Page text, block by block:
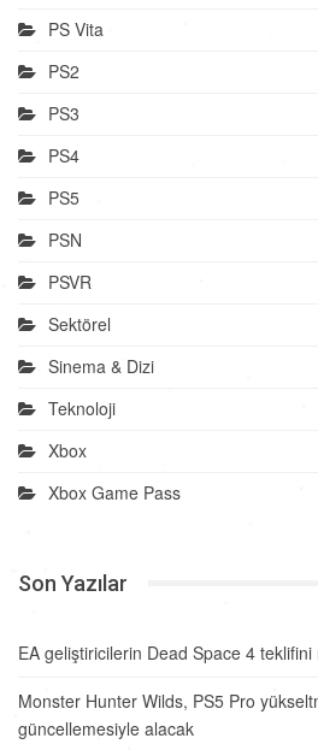
PS Vita
PS2
PS3
PS4
PS5
PSN
PSVR
Sektörel
Sinema & Dizi
Teknoloji
Xbox
Xbox Game Pass
Son Yazılar
EA geliştiricilerin Dead Space 4
Monster Hunter Wilds, PS5 Pro
güncellemesiyle alacak